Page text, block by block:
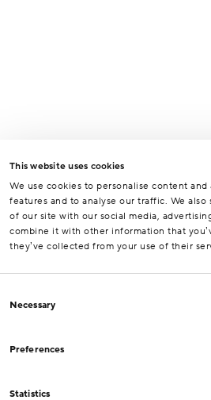
This website uses cookies
We use cookies to personalise content
features and to analyse our traffic. We
of our site with our social media,
combine it with other information that
they’ve collected from your use of their
Selection
Necessary
Preferences
Statistics